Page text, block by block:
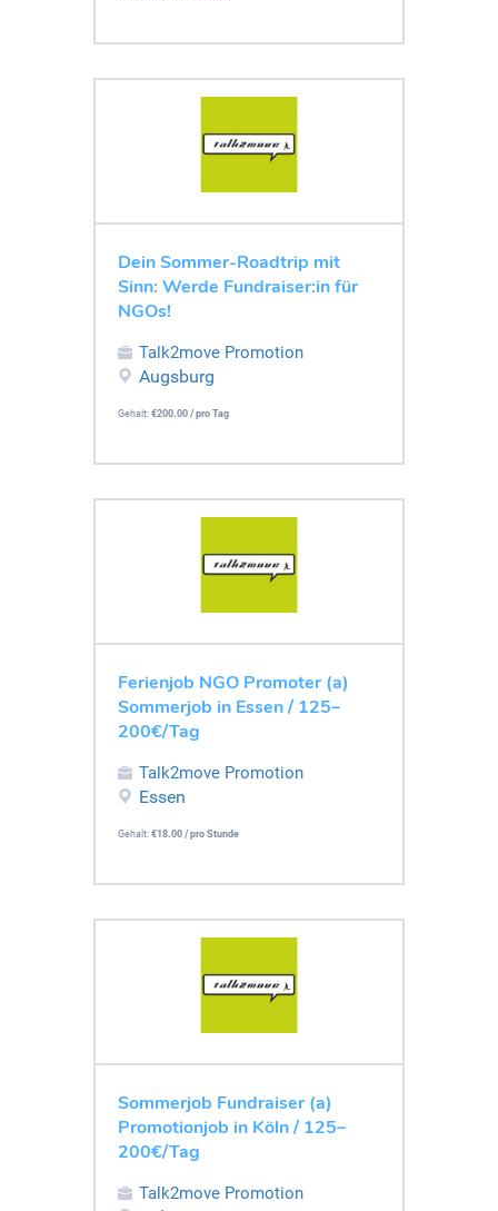
Dein Sommer-Roadtrip mit
Sinn: Werde Fundraiser:in für
NGOs!
Talk2move Promotion
Augsburg
Gehalt: €200.00 / pro Tag
Ferienjob NGO Promoter (a)
Sommerjob in Essen / 125–
200€/Tag
Talk2move Promotion
Essen
Gehalt: €18.00 / pro Stunde
Sommerjob Fundraiser (a)
Promotionjob in Köln / 125–
200€/Tag
Talk2move Promotion